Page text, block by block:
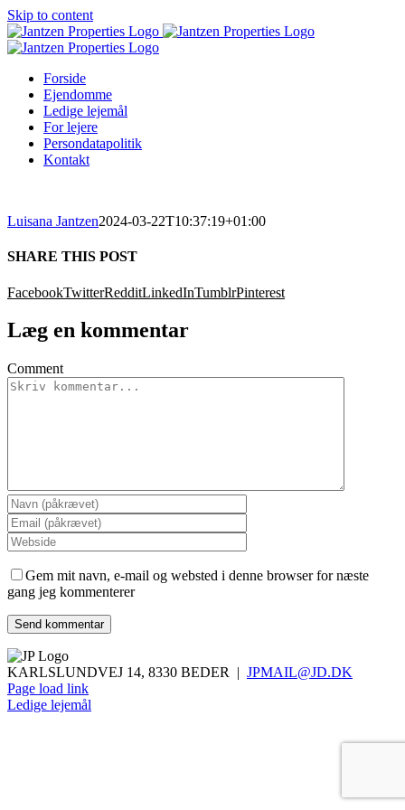
Skip to content
Forside
Ejendomme
Ledige lejemål
For lejere
Persondatapolitik
Kontakt
Luisana Jantzen2024-03-22T10:37:19+01:00
SHARE THIS POST
FacebookTwitterRedditLinkedInTumblrPinterest
Læg en kommentar
Comment
Gem mit navn, e-mail og websted i denne browser for næste
gang jeg kommenterer
KARLSLUNDVEJ 14, 8330 BEDER | JPMAIL@JD.DK
Page load link
Ledige lejemål